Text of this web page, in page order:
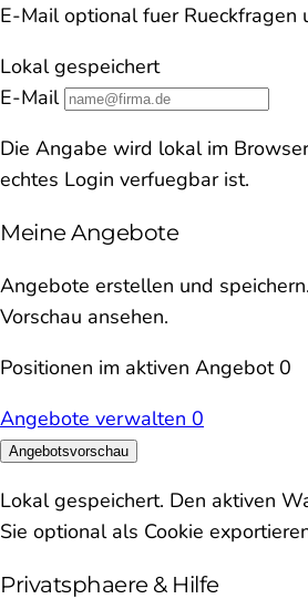
E-Mail optional fuer Rueckfragen
Lokal gespeichert
E-Mail
Die Angabe wird lokal im
echtes Login verfuegbar ist.
Meine Angebote
Angebote erstellen und
Vorschau ansehen.
Positionen im aktiven Angebot 0
Angebote verwalten 0
Angebotsvorschau
Lokal gespeichert. Den aktiven
Sie optional als Cookie
Privatsphaere & Hilfe